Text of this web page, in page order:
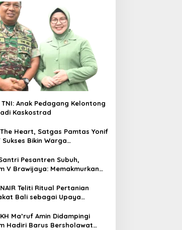
Anak Pedagang Kelontong
Kaskostrad
Heart, Satgas Pamtas Yonif
Sukses Bikin Warga
Pesantren Subuh,
V Brawijaya: Memakmurkan
Teliti Ritual Pertanian
Bali sebagai Upaya
Ma’ruf Amin Didampingi
Hadiri Barus Bersholawat